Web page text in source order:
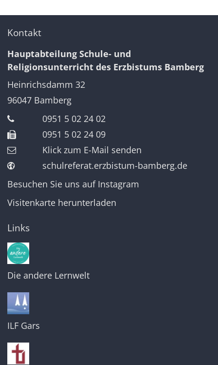
Kontakt
Hauptabteilung Schule- und
Religionsunterricht des Erzbistums Bamberg
Heinrichsdamm 32
96047 Bamberg
0951 5 02 24 02
0951 5 02 24 09
Klick zum E-Mail senden
schulreferat.erzbistum-bamberg.de
Besuchen Sie uns auf Instagram
Visitenkarte herunterladen
Links
Die andere Lernwelt
ILF Gars